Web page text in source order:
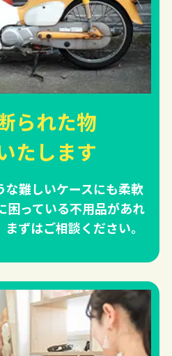
られた物
たします
な難しいケースにも柔軟
困っている不用品があれ
ずはご相談ください。